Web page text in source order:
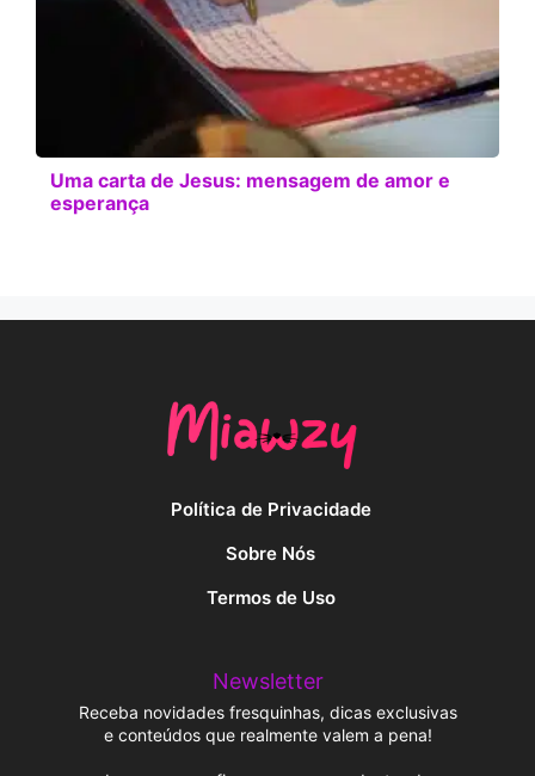
Uma carta de Jesus: mensagem de amor e
esperança
Política de Privacidade
Sobre Nós
Termos de Uso
Newsletter
Receba novidades fresquinhas, dicas exclusivas
e conteúdos que realmente valem a pena!